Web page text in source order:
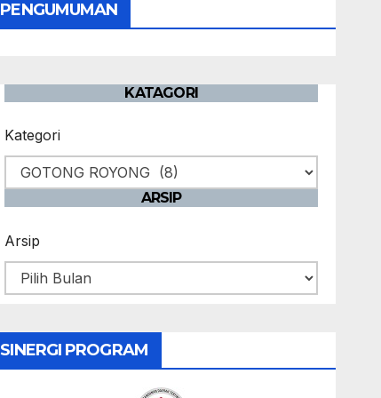
PENGUMUMAN
KATAGORI
Kategori
ARSIP
Arsip
SINERGI PROGRAM